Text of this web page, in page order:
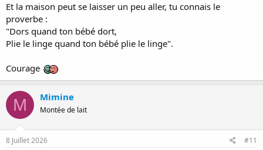
Et la maison peut se laisser un peu aller, tu connais le
proverbe :
"Dors quand ton bébé dort,
Plie le linge quand ton bébé plie le linge".
Courage
M Mimine
Montée de lait
8 Juillet 2026 #11